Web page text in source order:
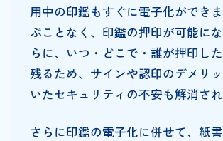
用中の印鑑もすぐに電子化ができ
ぶことなく、印鑑の押印が可能に
らに、いつ・どこで・誰が押印し
残るため、サインや認印のデメリ
いたセキュリティの不安も解消され
さらに印鑑の電子化に併せて、紙